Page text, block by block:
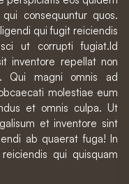
consequuntur quos.
qui fugit reiciendis
ut corrupti fugiat.Id
inventore repellat non
Qui magni omnis ad
molestiae eum
et omnis culpa. Ut
et inventore sint
ab quaerat fuga! In
qui quisquam